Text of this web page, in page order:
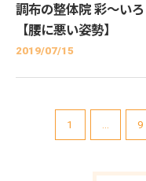
調布の整体院 彩～い
【腰に悪い姿勢】
2019/07/15
1 9